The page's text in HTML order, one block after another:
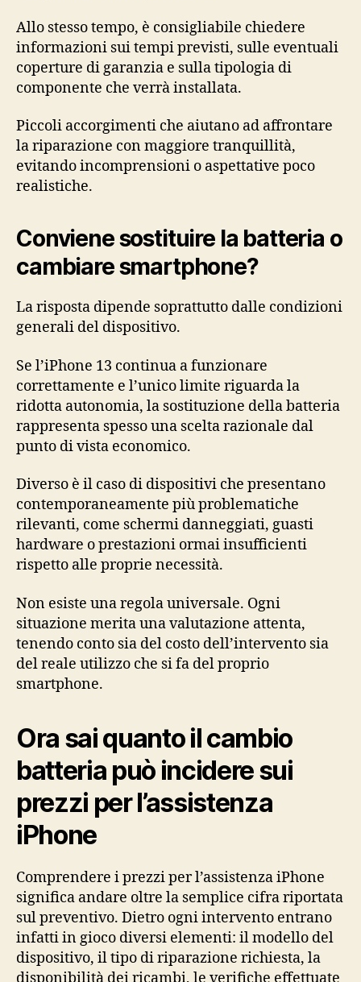
Allo stesso tempo, è consigliabile chiedere
informazioni sui tempi previsti, sulle eventuali
coperture di garanzia e sulla tipologia di
componente che verrà installata.
Piccoli accorgimenti che aiutano ad affrontare
la riparazione con maggiore tranquillità,
evitando incomprensioni o aspettative poco
realistiche.
Conviene sostituire la batteria o
cambiare smartphone?
La risposta dipende soprattutto dalle condizioni
generali del dispositivo.
Se l’iPhone 13 continua a funzionare
correttamente e l’unico limite riguarda la
ridotta autonomia, la sostituzione della batteria
rappresenta spesso una scelta razionale dal
punto di vista economico.
Diverso è il caso di dispositivi che presentano
contemporaneamente più problematiche
rilevanti, come schermi danneggiati, guasti
hardware o prestazioni ormai insufficienti
rispetto alle proprie necessità.
Non esiste una regola universale. Ogni
situazione merita una valutazione attenta,
tenendo conto sia del costo dell’intervento sia
del reale utilizzo che si fa del proprio
smartphone.
Ora sai quanto il cambio
batteria può incidere sui
prezzi per l’assistenza
iPhone
Comprendere i prezzi per l’assistenza iPhone
significa andare oltre la semplice cifra riportata
sul preventivo. Dietro ogni intervento entrano
infatti in gioco diversi elementi: il modello del
dispositivo, il tipo di riparazione richiesta, la
disponibilità dei ricambi, le verifiche effettuate